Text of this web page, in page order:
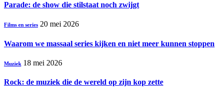
Parade: de show die stilstaat noch zwijgt
Films en series 20 mei 2026
Waarom we massaal series kijken en niet meer kunnen stoppen
Muziek 18 mei 2026
Rock: de muziek die de wereld op zijn kop zette